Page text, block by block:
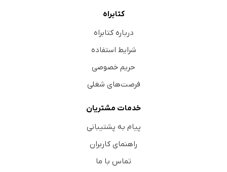
کتابراه
درباره کتابراه
شرایط استفاده
حریم خصوصی
فرصت‌های شغلی
خدمات مشتریان
پیام به پشتیبانی
راهنمای کاربران
تماس با ما